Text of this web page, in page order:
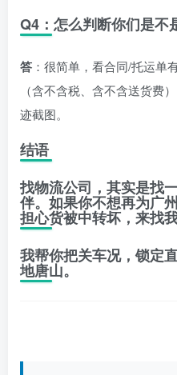
Q4：怎么判断你们是不
答 ：很简单，看合同/托运单
（含不含税、含不含送货费
迹截图。
结语
找物流公司，其实是找
伴。如果你不想再为广
担心货被中转坏，来找
我帮你把关车况，锁定
地唐山。